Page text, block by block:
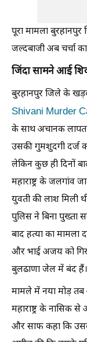
पूरा मामला
जल्दबाजी अब चर्चा
जिंदा सामने आई
बुरहानपुर जिले के
Shivani Murder
के साथ अचानक
उसकी गुमशुदगी दर्ज
लेकिन कुछ ही दिनों
महाराष्ट्र के जलगांव
युवती की लाश मिली
पुलिस ने बिना पुख्ता
बाद हत्या का मामला
और भाई अजय को
बुलढाणा जेल में बंद हैं।
मामले में नया मोड़
महाराष्ट्र के
और साफ कहा कि उसके